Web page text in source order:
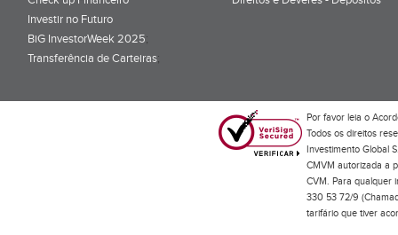
Investir no Futuro
BiG InvestorWeek 2025;
Transferência de Carteiras;
Por favor leia o
Todos os direitos
Investimento Global
CMVM autorizada a
CVM. Para qualquer
330 53 72/9
tarifário que tiver